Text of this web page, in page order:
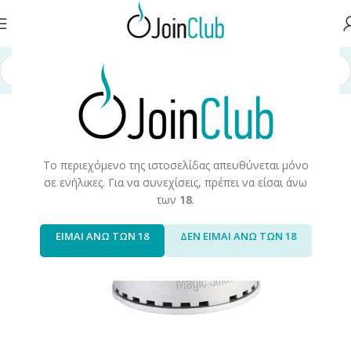
Το περιεχόμενο της ιστοσελίδας απευθύνεται μόνο
σε ενήλικες. Για να συνεχίσεις, πρέπει να είσαι άνω
των 18.
ΕΙΜΑΙ ΑΝΩ ΤΩΝ 18 ΔΕΝ ΕΙΜΑΙ ΑΝΩ ΤΩΝ 18
σελίδα Προϊόντα Καπνού